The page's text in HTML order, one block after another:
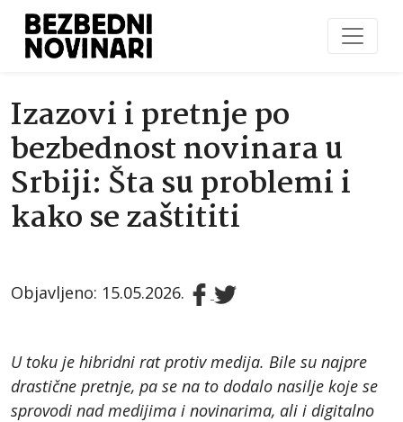
Izazovi i pretnje po
bezbednost novinara u
Srbiji: Šta su problemi i
kako se zaštititi
Objavljeno: 15.05.2026.
U toku je hibridni rat protiv medija. Bile su najpre
drastične pretnje, pa se na to dodalo nasilje koje se
sprovodi nad medijima i novinarima, ali i digitalno